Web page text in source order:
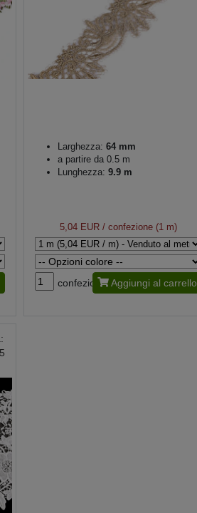
Larghezza: 64 mm
a partire da 0.5 m
Lunghezza: 9.9 m
5,04 EUR/ confezione (1 m)
confezione Aggiungi al carrello